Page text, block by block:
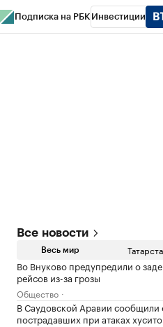
Подписка на РБК Инвестиции
Все новости
Весь мир
Во Внуково предупредили о
рейсов из-за грозы
Общество
В Саудовской Аравии сообщили
пострадавших при атаках